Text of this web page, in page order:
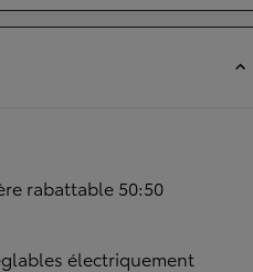
rabattable 50:50
électriquement